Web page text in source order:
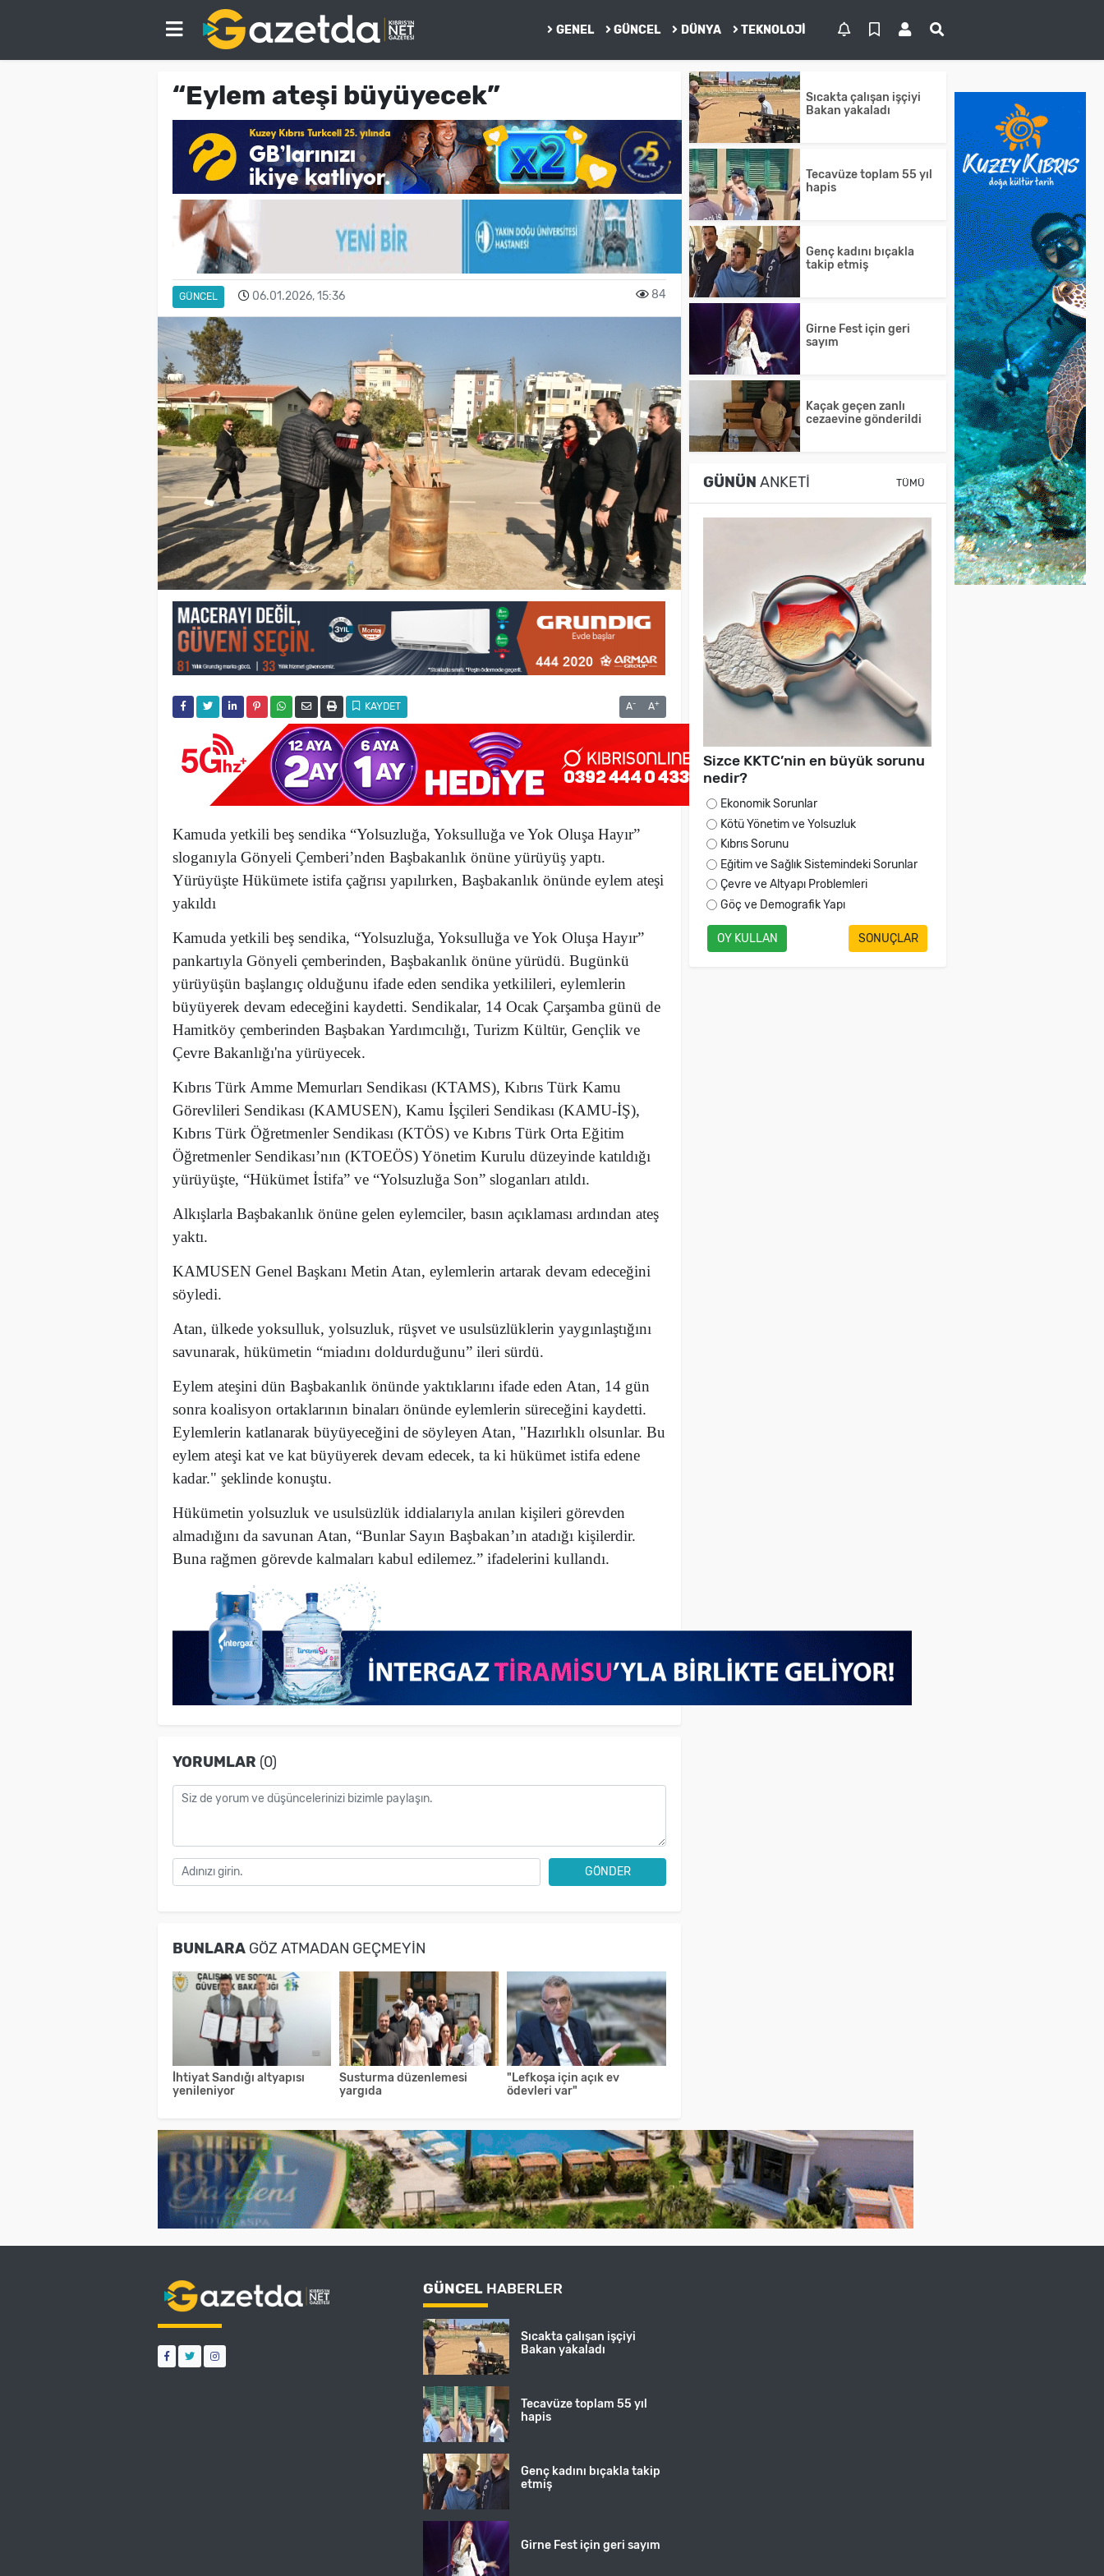
GENEL GÜNCEL DÜNYA TEKNOLOJI
“Eylem ateşi büyüyecek”
GÜNCEL 06.01.2026, 15:36 84
KAYDET A- A+
Kamuda yetkili beş sendika “Yolsuzluğa, Yoksulluğa ve Yok Oluşa Hayır”
sloganıyla Gönyeli Çemberi’nden Başbakanlık önüne yürüyüş yaptı.
Yürüyüşte Hükümete istifa çağrısı yapılırken, Başbakanlık önünde eylem ateşi
yakıldı
Kamuda yetkili beş sendika, “Yolsuzluğa, Yoksulluğa ve Yok Oluşa Hayır”
pankartıyla Gönyeli çemberinden, Başbakanlık önüne yürüdü. Bugünkü
yürüyüşün başlangıç olduğunu ifade eden sendika yetkilileri, eylemlerin
büyüyerek devam edeceğini kaydetti. Sendikalar, 14 Ocak Çarşamba günü de
Hamitköy çemberinden Başbakan Yardımcılığı, Turizm Kültür, Gençlik ve
Çevre Bakanlığı'na yürüyecek.
Kıbrıs Türk Amme Memurları Sendikası (KTAMS), Kıbrıs Türk Kamu
Görevlileri Sendikası (KAMUSEN), Kamu İşçileri Sendikası (KAMU-İŞ),
Kıbrıs Türk Öğretmenler Sendikası (KTÖS) ve Kıbrıs Türk Orta Eğitim
Öğretmenler Sendikası’nın (KTOEÖS) Yönetim Kurulu düzeyinde katıldığı
yürüyüşte, “Hükümet İstifa” ve “Yolsuzluğa Son” sloganları atıldı.
Alkışlarla Başbakanlık önüne gelen eylemciler, basın açıklaması ardından ateş
yaktı.
KAMUSEN Genel Başkanı Metin Atan, eylemlerin artarak devam edeceğini
söyledi.
Atan, ülkede yoksulluk, yolsuzluk, rüşvet ve usulsüzlüklerin yaygınlaştığını
savunarak, hükümetin “miadını doldurduğunu” ileri sürdü.
Eylem ateşini dün Başbakanlık önünde yaktıklarını ifade eden Atan, 14 gün
sonra koalisyon ortaklarının binaları önünde eylemlerin süreceğini kaydetti.
Eylemlerin katlanarak büyüyeceğini de söyleyen Atan, "Hazırlıklı olsunlar. Bu
eylem ateşi kat ve kat büyüyerek devam edecek, ta ki hükümet istifa edene
kadar." şeklinde konuştu.
Hükümetin yolsuzluk ve usulsüzlük iddialarıyla anılan kişileri görevden
almadığını da savunan Atan, “Bunlar Sayın Başbakan’ın atadığı kişilerdir.
Buna rağmen görevde kalmaları kabul edilemez.” ifadelerini kullandı.
YORUMLAR (0)
GÖNDER
BUNLARAGÖZ ATMADAN GEÇMEYIN
İhtiyat Sandığı altyapısı
yenileniyor
Susturma düzenlemesi
yargıda
"Lefkoşa için açık ev
ödevleri var"
Sıcakta çalışan işçiyi
Bakan yakaladı
Tecavüze toplam 55 yıl
hapis
Genç kadını bıçakla
takip etmiş
Girne Fest için geri
sayım
Kaçak geçen zanlı
cezaevine gönderildi
GÜNÜN ANKETI TÜMÜ
Sizce KKTC’nin en büyük sorunu
nedir?
Ekonomik Sorunlar
Kötü Yönetim ve Yolsuzluk
Kıbrıs Sorunu
Eğitim ve Sağlık Sistemindeki Sorunlar
Çevre ve Altyapı Problemleri
Göç ve Demografik Yapı
OY KULLAN SONUÇLAR
GÜNCEL HABERLER
Sıcakta çalışan işçiyi
Bakan yakaladı
Tecavüze toplam 55 yıl
hapis
Genç kadını bıçakla takip
etmiş
Girne Fest için geri sayım